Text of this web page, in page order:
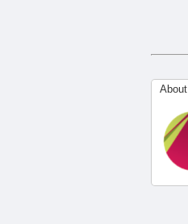
About